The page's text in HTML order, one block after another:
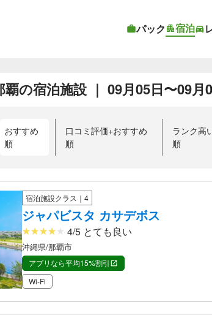
パック 宿泊
の宿泊施設 ｜ 09月05日〜09月
おすすめ
順
口コミ評価+おすすめ
順
ランク高
順
宿泊施設クラス｜4
ジャパビスタ カサデボス
4/5 とても良い
沖縄県/那覇市
アプリなら平均15%割引
Wi-Fi